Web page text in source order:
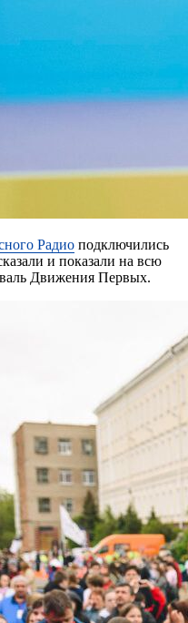
Радио подключились
и показали на всю
Движения Первых.